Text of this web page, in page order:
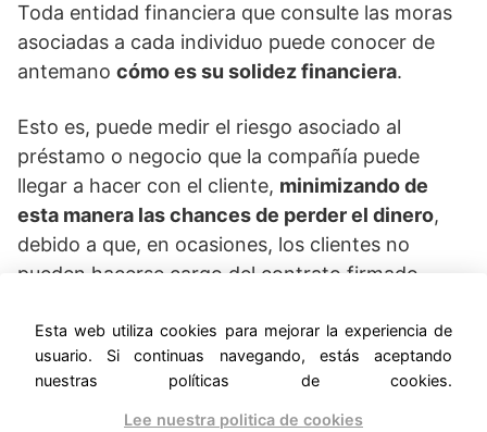
Toda entidad financiera que consulte las moras
asociadas a cada individuo puede conocer de
antemano cómo es su solidez financiera.
Esto es, puede medir el riesgo asociado al
préstamo o negocio que la compañía puede
llegar a hacer con el cliente, minimizando de
esta manera las chances de perder el dinero,
debido a que, en ocasiones, los clientes no
pueden hacerse cargo del contrato firmado.
Si esas personas ya tienen deudas registradas
que nunca abonaron, incluso luego de varios
meses y llegando a una
situación 5 de Veraz,
se deduce que ese cliente no podrá
Esta web utiliza cookies para mejorar la experiencia de
usuario. Si continuas navegando, estás aceptando
nuestras políticas de cookies.
Lee nuestra politica de cookies